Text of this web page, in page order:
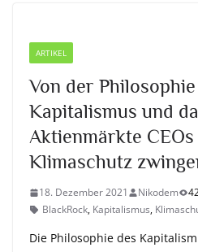
ARTIKEL
Von der
Kapitalismus und
Aktienmärkte CEOs
Klimaschutz
18. Dezember 2021 Nikodem
BlackRock, Kapitalismus,
Die Philosophie des